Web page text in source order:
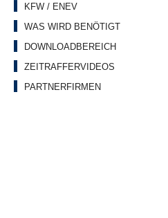
KFW / ENEV
WAS WIRD BENÖTIGT
DOWNLOADBEREICH
ZEITRAFFERVIDEOS
PARTNERFIRMEN